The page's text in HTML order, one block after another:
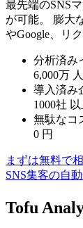
最先端のSNS
が可能。 膨大
やGoogle、リ
分析済み
6,000万
導入済み
1000社
無駄なコ
0 円
まずは無料で
SNS集客の自
Tofu